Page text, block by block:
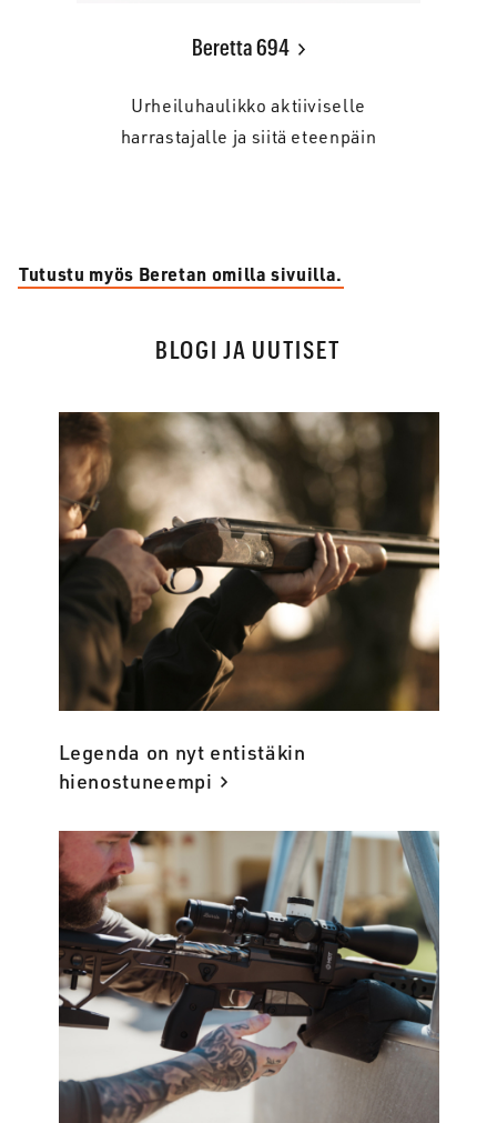
Beretta 694
Urheiluhaulikko aktiiviselle
harrastajalle ja siitä eteenpäin
Tutustu myös Beretan omilla sivuilla.
BLOGI JA UUTISET
Legenda on nyt entistäkin
hienostuneempi